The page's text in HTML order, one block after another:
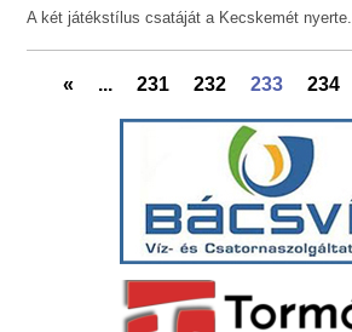
A két játékstílus csatáját a Kecskemét nyerte.
« ... 231 232 233 234